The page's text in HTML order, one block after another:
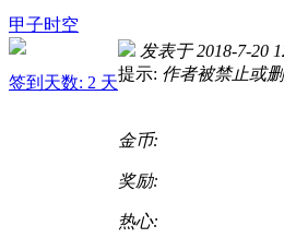
甲子时空
签到天数: 2 天
发表于 2018-7-20
提示: 作者被禁止或
金币:
奖励:
热心: